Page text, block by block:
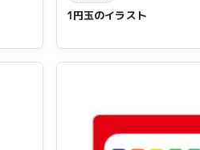
1円玉のイラスト